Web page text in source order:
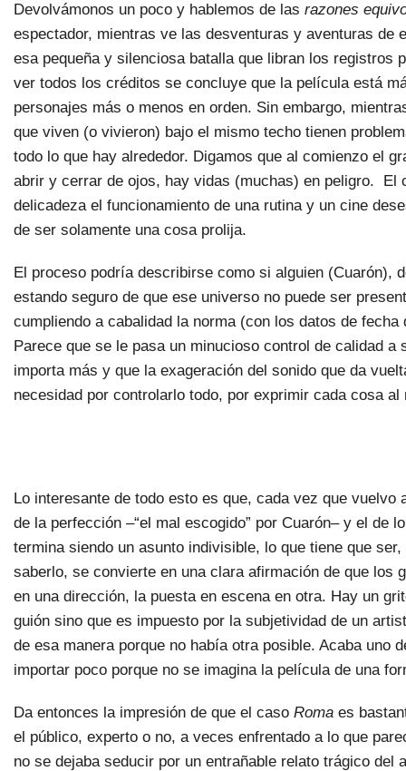
Devolvámonos un poco y hablemos de las razones
espectador, mientras ve las desventuras y aventuras
esa pequeña y silenciosa batalla que libran los registros
ver todos los créditos se concluye que la película está
personajes más o menos en orden. Sin embargo,
que viven (o vivieron) bajo el mismo techo tienen
todo lo que hay alrededor. Digamos que al comienzo el
abrir y cerrar de ojos, hay vidas (muchas) en peligro. El
delicadeza el funcionamiento de una rutina y un cine
de ser solamente una cosa prolija.
El proceso podría describirse como si alguien (Cuarón),
estando seguro de que ese universo no puede ser
cumpliendo a cabalidad la norma (con los datos de
Parece que se le pasa un minucioso control de calidad
importa más y que la exageración del sonido que da
necesidad por controlarlo todo, por exprimir cada cosa
Lo interesante de todo esto es que, cada vez que
de la perfección –“el mal escogido” por Cuarón– y el de
termina siendo un asunto indivisible, lo que tiene que
saberlo, se convierte en una clara afirmación de que
en una dirección, la puesta en escena en otra. Hay un
guión sino que es impuesto por la subjetividad de un
de esa manera porque no había otra posible. Acaba uno
importar poco porque no se imagina la película de una
Da entonces la impresión de que el caso Roma es
el público, experto o no, a veces enfrentado a lo que
no se dejaba seducir por un entrañable relato trágico